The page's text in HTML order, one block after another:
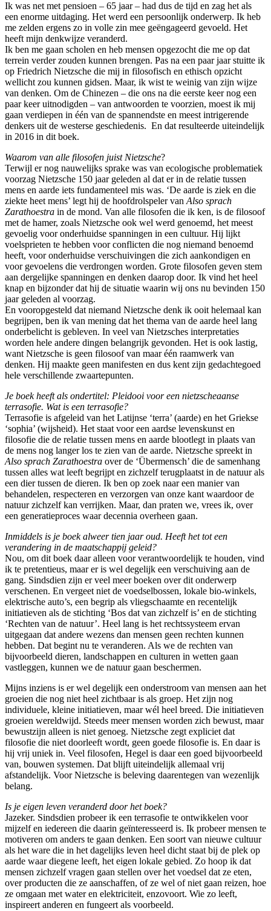
Ik was net met pensioen – 65 jaar – had dus de tijd en zag het als
een enorme uitdaging. Het werd een persoonlijk onderwerp. Ik heb
me zelden ergens zo in volle zin mee geëngageerd gevoeld. Het
heeft mijn denkwijze veranderd.
Ik ben me gaan scholen en heb mensen opgezocht die me op dat
terrein verder zouden kunnen brengen. Pas na een paar jaar stuitte ik
op Friedrich Nietzsche die mij in filosofisch en ethisch opzicht
wellicht zou kunnen gidsen. Maar, ik wist te weinig van zijn wijze
van denken. Om de Chinezen – die ons na die eerste keer nog een
paar keer uitnodigden – van antwoorden te voorzien, moest ik mij
gaan verdiepen in één van de spannendste en meest intrigerende
denkers uit de westerse geschiedenis. En dat resulteerde uiteindelijk
in 2016 in dit boek.
Waarom van alle filosofen juist Nietzsche?
Terwijl er nog nauwelijks sprake was van ecologische problematiek
voorzag Nietzsche 150 jaar geleden al dat er in de relatie tussen
mens en aarde iets fundamenteel mis was. ‘De aarde is ziek en die
ziekte heet mens’ legt hij de hoofdrolspeler van Also sprach
Zarathoestra in de mond. Van alle filosofen die ik ken, is de filosoof
met de hamer, zoals Nietzsche ook wel werd genoemd, het meest
gevoelig voor onderhuidse spanningen in een cultuur. Hij lijkt
voelsprieten te hebben voor conflicten die nog niemand benoemd
heeft, voor onderhuidse verschuivingen die zich aankondigen en
voor gevoelens die verdrongen worden. Grote filosofen geven stem
aan dergelijke spanningen en denken daarop door. Ik vind het heel
knap en bijzonder dat hij de situatie waarin wij ons nu bevinden 150
jaar geleden al voorzag.
En vooropgesteld dat niemand Nietzsche denk ik ooit helemaal kan
begrijpen, ben ik van mening dat het thema van de aarde heel lang
onderbelicht is gebleven. In veel van Nietzsches interpretaties
worden hele andere dingen belangrijk gevonden. Het is ook lastig,
want Nietzsche is geen filosoof van maar één raamwerk van
denken. Hij maakte geen manifesten en dus kent zijn gedachtegoed
hele verschillende zwaartepunten.
Je boek heeft als ondertitel: Pleidooi voor een nietzscheaanse
terrasofie. Wat is een terrasofie?
Terrasofie is afgeleid van het Latijnse ‘terra’ (aarde) en het Griekse
‘sophia’ (wijsheid). Het staat voor een aardse levenskunst en
filosofie die de relatie tussen mens en aarde blootlegt in plaats van
de mens nog langer los te zien van de aarde. Nietzsche spreekt in
Also sprach Zarathoestra over de ‘Übermensch’ die de samenhang
tussen alles wat leeft begrijpt en zichzelf terugplaatst in de natuur als
een dier tussen de dieren. Ik ben op zoek naar een manier van
behandelen, respecteren en verzorgen van onze kant waardoor de
natuur zichzelf kan verrijken. Maar, dan praten we, vrees ik, over
een generatieproces waar decennia overheen gaan.
Inmiddels is je boek alweer tien jaar oud. Heeft het tot een
verandering in de maatschappij geleid?
Nou, om dit boek daar alleen voor verantwoordelijk te houden, vind
ik te pretentieus, maar er is wel degelijk een verschuiving aan de
gang. Sindsdien zijn er veel meer boeken over dit onderwerp
verschenen. En vergeet niet de voedselbossen, lokale bio-winkels,
elektrische auto’s, een begrip als vliegschaamte en recentelijk
initiatieven als de stichting ‘Bos dat van zichzelf is’ en de stichting
‘Rechten van de natuur’. Heel lang is het rechtssysteem ervan
uitgegaan dat andere wezens dan mensen geen rechten kunnen
hebben. Dat begint nu te veranderen. Als we de rechten van
bijvoorbeeld dieren, landschappen en culturen in wetten gaan
vastleggen, kunnen we de natuur gaan beschermen.
Mijns inziens is er wel degelijk een onderstroom van mensen aan het
groeien die nog niet heel zichtbaar is als groep. Het zijn nog
individuele, kleine initiatieven, maar wél heel breed. Die initiatieven
groeien wereldwijd. Steeds meer mensen worden zich bewust, maar
bewustzijn alleen is niet genoeg. Nietzsche zegt expliciet dat
filosofie die niet doorleeft wordt, geen goede filosofie is. En daar is
hij vrij uniek in. Veel filosofen, Hegel is daar een goed bijvoorbeeld
van, bouwen systemen. Dat blijft uiteindelijk allemaal vrij
afstandelijk. Voor Nietzsche is beleving daarentegen van wezenlijk
belang.
Is je eigen leven veranderd door het boek?
Jazeker. Sindsdien probeer ik een terrasofie te ontwikkelen voor
mijzelf en iedereen die daarin geïnteresseerd is. Ik probeer mensen te
motiveren om anders te gaan denken. Een soort van nieuwe cultuur
als het ware die in het dagelijks leven heel dicht staat bij de plek op
aarde waar diegene leeft, het eigen lokale gebied. Zo hoop ik dat
mensen zichzelf vragen gaan stellen over het voedsel dat ze eten,
over producten die ze aanschaffen, of ze wel of niet gaan reizen, hoe
ze omgaan met water en elektriciteit, enzovoort. Wie zo leeft,
inspireert anderen en fungeert als voorbeeld.